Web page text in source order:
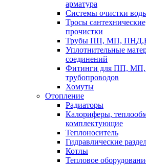
арматура
Системы очистки
Тросы
прочистки
Трубы ПП, МП,
Уплотнительные
соединений
Фитинги для ПП,
трубопроводов
Хомуты
Отопление
Радиаторы
Калориферы,
комплектующие
Теплоноситель
Гидравлические
Котлы
Тепловое